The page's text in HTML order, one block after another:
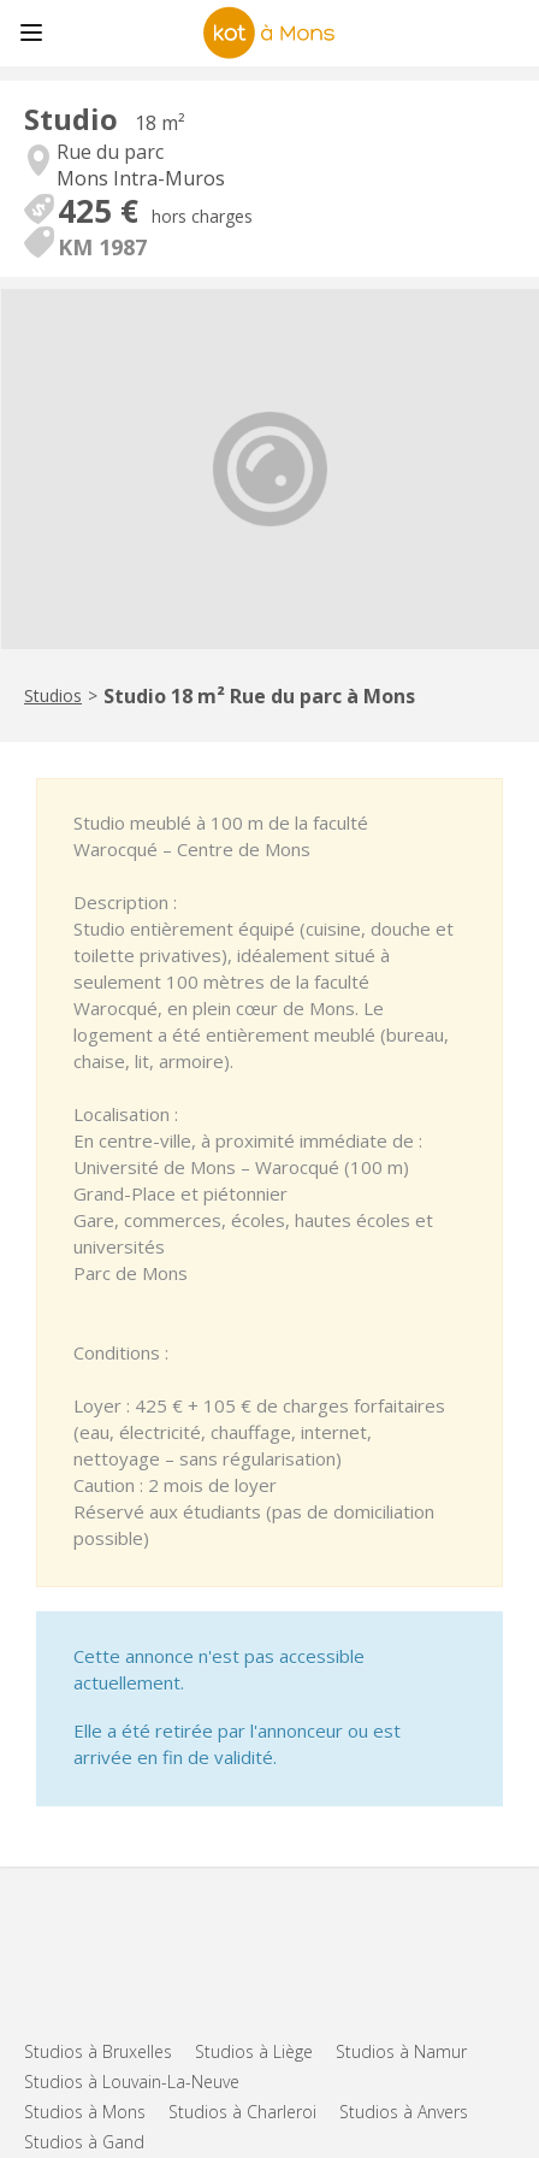
Studio
18 m²
Rue du parc
Mons Intra-Muros
425 € hors charges
KM 1987
Studios > Studio 18 m² Rue du parc à Mons
Studio meublé à 100 m de la faculté
Warocqué – Centre de Mons
Description :
Studio entièrement équipé (cuisine, douche et
toilette privatives), idéalement situé à
seulement 100 mètres de la faculté
Warocqué, en plein cœur de Mons. Le
logement a été entièrement meublé (bureau,
chaise, lit, armoire).
Localisation :
En centre-ville, à proximité immédiate de :
Université de Mons – Warocqué (100 m)
Grand-Place et piétonnier
Gare, commerces, écoles, hautes écoles et
universités
Parc de Mons
Conditions :
Loyer : 425 € + 105 € de charges forfaitaires
(eau, électricité, chauffage, internet,
nettoyage – sans régularisation)
Caution : 2 mois de loyer
Réservé aux étudiants (pas de domiciliation
possible)
Cette annonce n'est pas accessible
actuellement.
Elle a été retirée par l'annonceur ou est
arrivée en fin de validité.
Studios à Bruxelles Studios à Liège
Studios à Namur
Studios à Louvain-La-Neuve
Studios à Mons
Studios à Charleroi
Studios à Anvers
Studios à Gand